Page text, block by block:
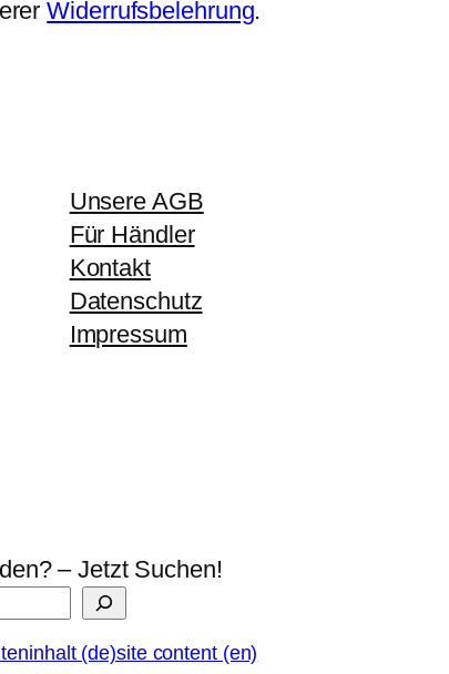
Widerrufsbelehrung.
Unsere AGB
Für Händler
Kontakt
Datenschutz
Impressum
– Jetzt Suchen!
(de)site content (en)